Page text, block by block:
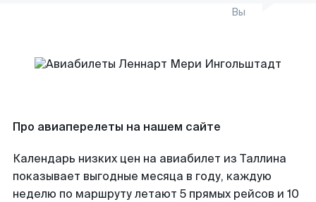
Вы
Про авиаперелеты на нашем сайте
Календарь низких цен на авиабилет из Таллина
показывает выгодные месяца в году, каждую
неделю по маршруту летают 5 прямых рейсов и 10